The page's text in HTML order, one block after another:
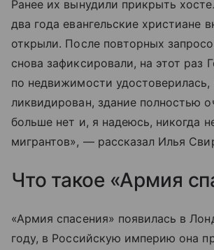
Ранее их вынудили прикрыть
два года евангельские христиане
открыли. После повторных
снова зафиксировали, на этот раз
по недвижимости удостоверилась,
ликвидирован, здание полностью
больше нет и, я надеюсь, никогда
мигрантов», — рассказал Илья
Что такое «Армия
«Армия спасения» появилась в
году, в Российскую империю она